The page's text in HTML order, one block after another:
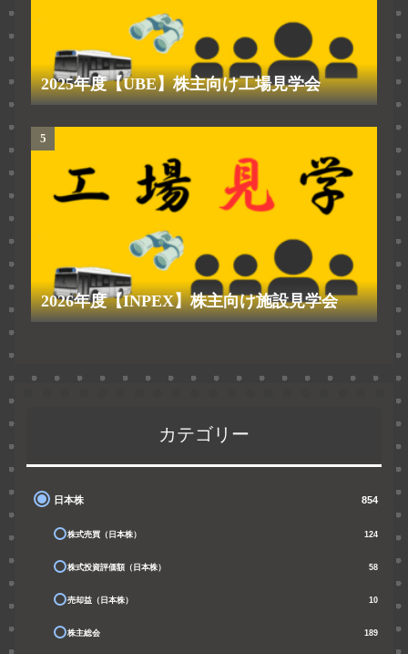
2025年度【UBE】株主向け工場見学会
2026年度【INPEX】株主向け施設見学会
カテゴリー
日本株 854
株式売買（日本株） 124
株式投資評価額（日本株） 58
売却益（日本株） 10
株主総会 189